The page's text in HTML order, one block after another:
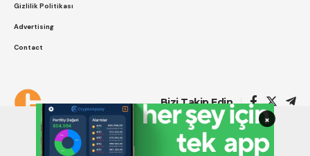
×
Gizlilik Politikası
Advertising
Contact
Bizi Takip Edin
COINTURK 2014 -2026
Çerez Politikası Gizlilik Politikası